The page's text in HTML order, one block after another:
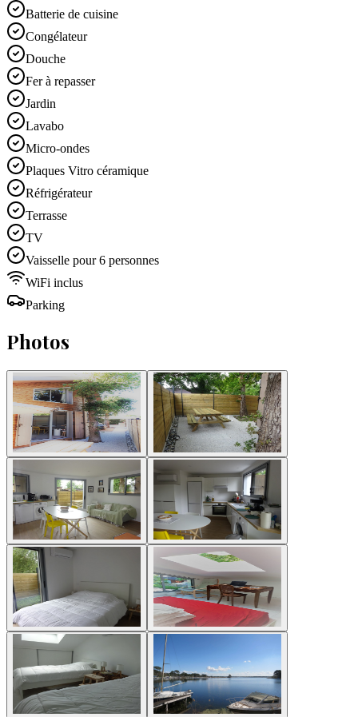
Batterie de cuisine
Congélateur
Douche
Fer à repasser
Jardin
Lavabo
Micro-ondes
Plaques Vitro céramique
Réfrigérateur
Terrasse
TV
Vaisselle pour 6 personnes
WiFi inclus
Parking
Photos